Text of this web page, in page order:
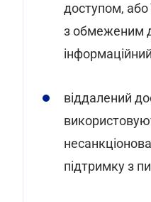
доступом,
з обмеженим
віддалений
підтримку з